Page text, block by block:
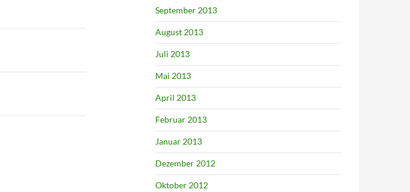
September 2013
August 2013
Juli 2013
Mai 2013
April 2013
Februar 2013
Januar 2013
Dezember 2012
Oktober 2012